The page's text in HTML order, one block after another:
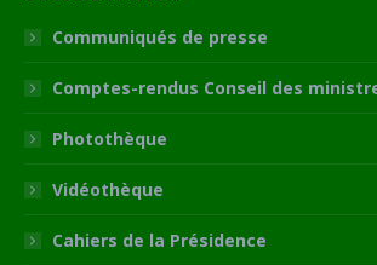
Communiqués de presse
Comptes-rendus Conseil des
Photothèque
Vidéothèque
Cahiers de la Présidence